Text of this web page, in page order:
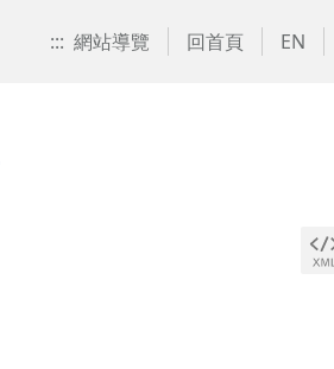
::: 網站導覽 回首頁 EN